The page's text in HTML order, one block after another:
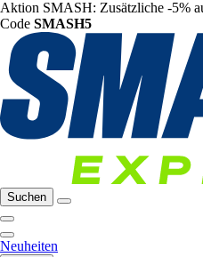
Aktion SMASH: Zusätzliche -5%
Code SMASH5
Suchen
Neuheiten